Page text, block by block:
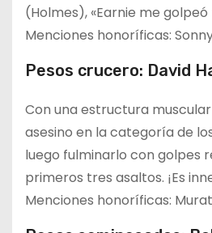
(Holmes), «Earnie me
Menciones honoríficas:
Pesos crucero: David
Con una estructura
asesino en la categoría de
luego fulminarlo con golpes
primeros tres asaltos. ¡Es
Menciones honoríficas: